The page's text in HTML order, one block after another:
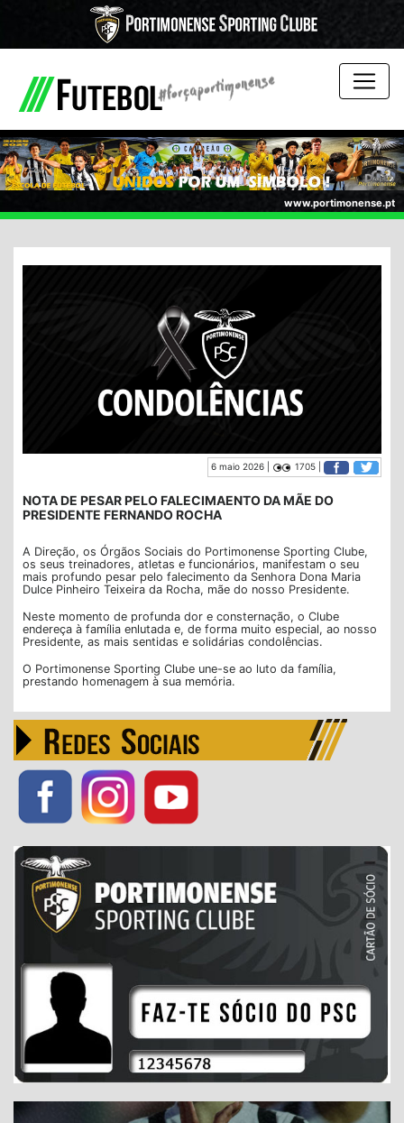
www.portimonense.pt
6 maio 2026 | 1705 |
NOTA DE PESAR PELO FALECIMAENTO DA MÃE DO
PRESIDENTE FERNANDO ROCHA
A Direção, os Órgãos Sociais do Portimonense Sporting Clube,
os seus treinadores, atletas e funcionários, manifestam o seu
mais profundo pesar pelo falecimento da Senhora Dona Maria
Dulce Pinheiro Teixeira da Rocha, mãe do nosso Presidente.
Neste momento de profunda dor e consternação, o Clube
endereça à família enlutada e, de forma muito especial, ao nosso
Presidente, as mais sentidas e solidárias condolências.
O Portimonense Sporting Clube une-se ao luto da família,
prestando homenagem à sua memória.